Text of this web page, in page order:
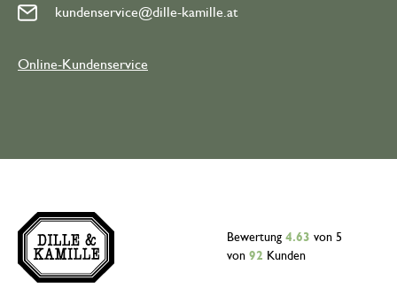
kundenservice@dille-kamille.at
Online-Kundenservice
Bewertung 4.63 von 5
von 92 Kunden